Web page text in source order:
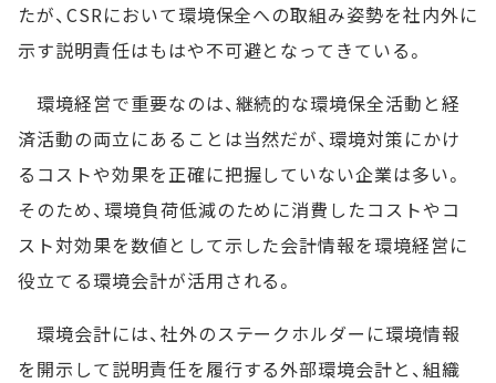
たが、CSRにおいて環境保全への取組み姿勢を社内外に
示す説明責任はもはや不可避となってきている。
環境経営で重要なのは、継続的な環境保全活動と経
済活動の両立にあることは当然だが、環境対策にかけ
るコストや効果を正確に把握していない企業は多い。
そのため、環境負荷低減のために消費したコストやコ
スト対効果を数値として示した会計情報を環境経営に
役立てる環境会計が活用される。
環境会計には、社外のステークホルダーに環境情報
を開示して説明責任を履行する外部環境会計と、組織